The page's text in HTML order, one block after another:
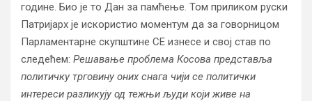
године. Био је то Дан за памћење. Том приликом руски
Патријарх је искористио моментум да за говорницом
Парламентарне скупштине СЕ изнесе и свој став по
следећем: Решавање проблема Косова представља
политичку трговину оних снага чији се политички
интереси разликују од тежњи људи који живе на